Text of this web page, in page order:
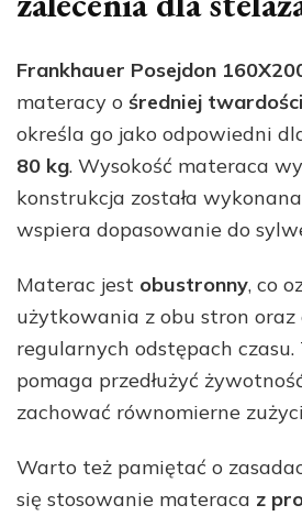
Frankhauer Posejdon
materacy o średniej twardości
określa go jako odpowiedni
80 kg. Wysokość materaca
konstrukcja została
wspiera dopasowanie do
Materac jest obustronny, co
użytkowania z obu stron
regularnych odstępach czasu.
pomaga przedłużyć
zachować równomierne
Warto też pamiętać o
się stosowanie materaca z